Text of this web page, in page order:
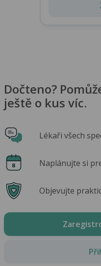
Dočteno?
ještě o kus víc.
Lékaři všech
Naplánujte si
Objevujte